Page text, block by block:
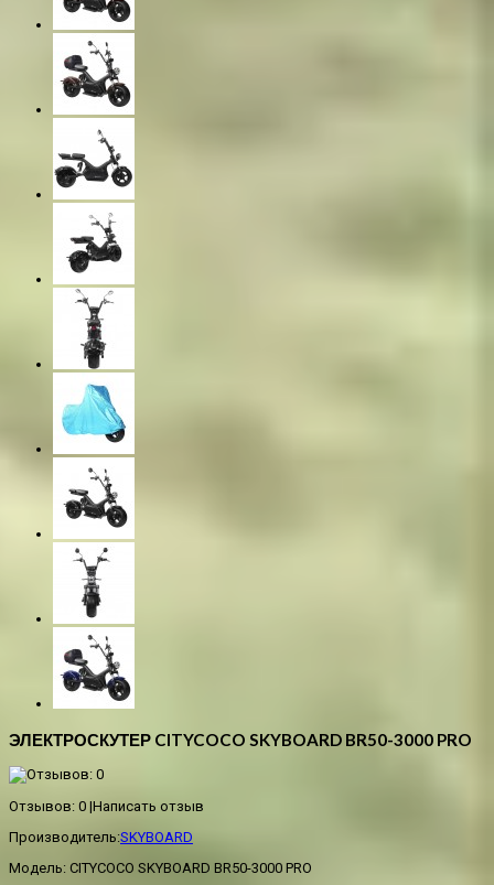
ЭЛЕКТРОСКУТЕР CITYCOCO SKYBOARD BR50-3000 PRO
Отзывов: 0 |Написать отзыв
Производитель:SKYBOARD
Модель: CITYCOCO SKYBOARD BR50-3000 PRO